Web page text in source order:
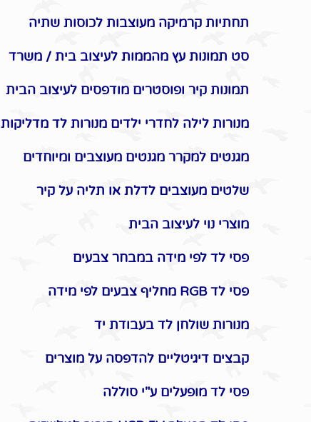
תחתיות קרמיקה מעוצבות לכוסות שתיה
סט תמונות עץ מהממות לעיצוב בית / משרד
תמונות קיר ופוסטרים מודפסים לעיצוב הבית
מנורות לילה לחדרי ילדים מנורות לד מדליקות
מגנטים למקרר מגנטים מעוצבים ומיוחדים
שלטים מעוצבים לדלת או תליה על קיר
מוצרי נוי לעיצוב הבית
פסי לד לפי מידה במבחר צבעים
פסי לד RGB מחליף צבעים לפי מידה
מנורות שולחן לד בעבודת יד
קבצים דיגיטליים להדפסה על מוצרים
פסי לד מופעלים ע"י סוללה